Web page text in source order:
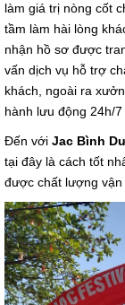
làm giá trị nòng cốt
tầm làm hài lòng
nhận hồ sơ được
vấn dịch vụ hỗ trợ
khách, ngoài ra
hành lưu động 24h/
Đến với Jac Bình
tại đây là cách tốt
được chất lượng